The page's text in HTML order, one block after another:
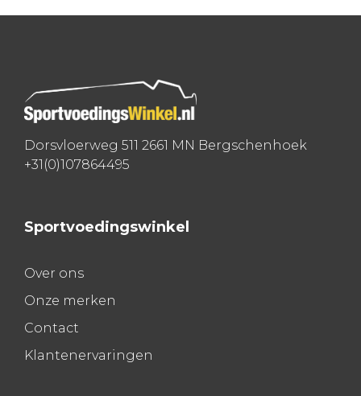
Dorsvloerweg 511 2661 MN Bergschenhoek
+31(0)107864495
Sportvoedingswinkel
Over ons
Onze merken
Contact
Klantenervaringen